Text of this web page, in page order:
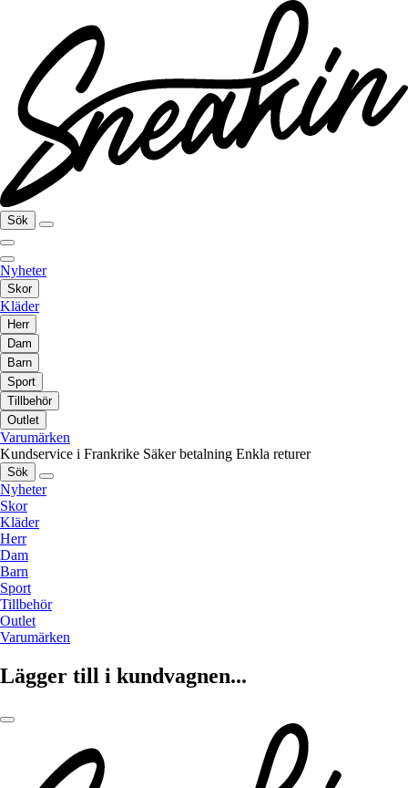
Sök
Nyheter
Skor
Kläder
Herr
Dam
Barn
Sport
Tillbehör
Outlet
Varumärken
Kundservice i Frankrike Säker betalning Enkla returer
Sök
Nyheter
Skor
Kläder
Herr
Dam
Barn
Sport
Tillbehör
Outlet
Varumärken
Lägger till i kundvagnen...